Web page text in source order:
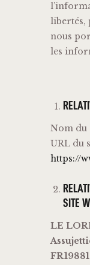
libertés,
nous
les
Nom du
URL du
https://
SITE
LE